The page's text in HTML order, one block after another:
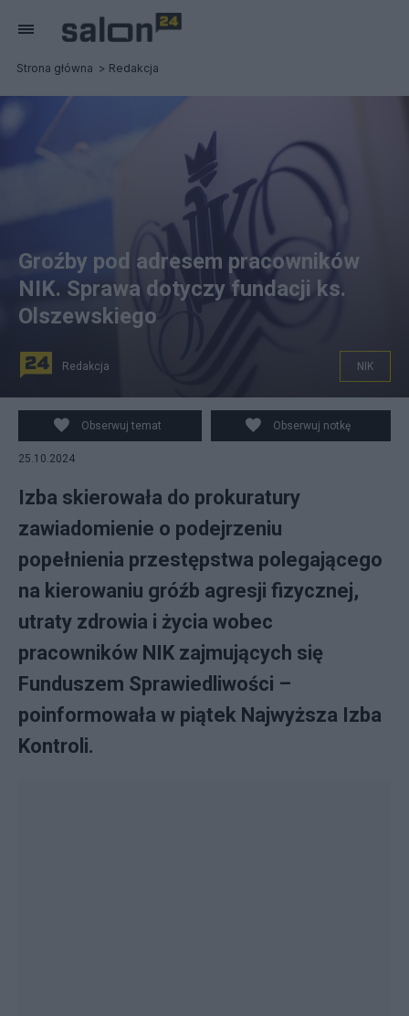
Strona główna Redakcja
Groźby pod adresem pracowników NIK. Fot. PAP/Leszek
Szymański
Groźby pod adresem pracowników
NIK. Sprawa dotyczy fundacji ks.
Olszewskiego
Redakcja NIK
Obserwuj temat Obserwuj notkę
25.10.2024
Izba skierowała do prokuratury
zawiadomienie o podejrzeniu
popełnienia przestępstwa polegającego
na kierowaniu gróźb agresji fizycznej,
utraty zdrowia i życia wobec
pracowników NIK zajmujących się
Funduszem Sprawiedliwości –
poinformowała w piątek Najwyższa Izba
Kontroli.